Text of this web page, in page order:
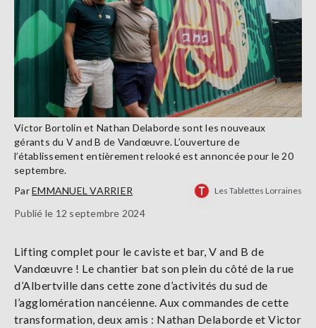
Victor Bortolin et Nathan Delaborde sont les nouveaux
gérants du V and B de Vandœuvre. L’ouverture de
l’établissement entièrement relooké est annoncée pour le 20
septembre.
ParEMMANUEL VARRIER Les Tablettes Lorraines
Publié le 12 septembre 2024
Lifting complet pour le caviste et bar, V and B de
Vandœuvre ! Le chantier bat son plein du côté de la rue
d’Albertville dans cette zone d’activités du sud de
l’agglomération nancéienne. Aux commandes de cette
transformation, deux amis : Nathan Delaborde et Victor